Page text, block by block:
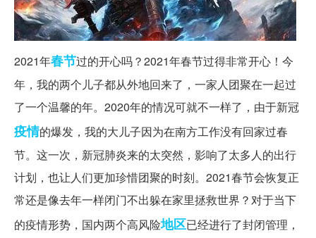
2021年春节过的开心吗？2021年春节过得非常开心！今
年，我的两个儿子都从外地回来了，一家人团聚在一起过
了一个温馨的年。2020年的情况可就不一样了，由于新冠
疫情的爆发，我的大儿子因为在南方工作没有回家过春
节。这一次，新冠肺炎来的太突然，影响了太多人的出行
计划，也让人们更加珍惜团聚的时刻。2021春节会恢复正
常还是像去年一样闭门不出躲在家里拯救世界？对于当下
的疫情形势，国内两个高风险地区已经进行了封闭管理，